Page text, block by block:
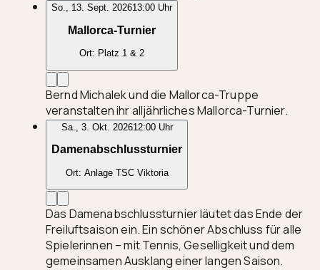
So., 13. Sept. 202613:00 Uhr
Mallorca-Turnier
Ort: Platz 1 & 2
Bernd Michalek und die Mallorca-Truppe
veranstalten ihr alljährliches Mallorca-Turnier.
Sa., 3. Okt. 202612:00 Uhr
Damenabschlussturnier
Ort: Anlage TSC Viktoria
Das Damenabschlussturnier läutet das Ende der
Freiluftsaison ein. Ein schöner Abschluss für alle
Spielerinnen – mit Tennis, Geselligkeit und dem
gemeinsamen Ausklang einer langen Saison.